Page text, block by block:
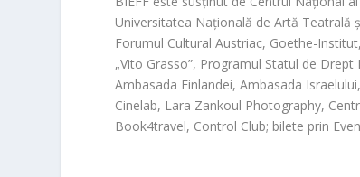
Universitatea Națională de Artă Teatrală
Forumul Cultural Austriac, Goethe-Institut,
„Vito Grasso”, Programul Statul de Drept
Ambasada Finlandei,Ambasada Israelului
Cinelab, Lara Zankoul Photography,
Book4travel, Control Club; bilete prin